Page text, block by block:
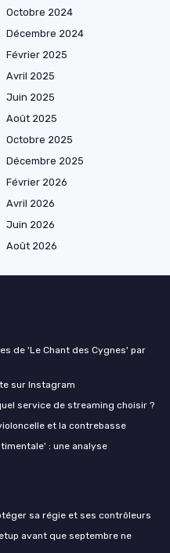
Octobre 2024
Décembre 2024
Février 2025
Avril 2025
Juin 2025
Août 2025
Octobre 2025
Décembre 2025
Février 2026
Avril 2026
Juin 2026
Août 2026
de 'Le Chant des Cygnes' par
sur Instagram
service de streaming choisir ?
et la contrebasse
: une analyse
sa régie et ses contrôleurs
avant que septembre ne